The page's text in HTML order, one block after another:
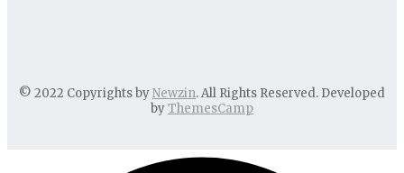
© 2022 Copyrights byNewzin. All Rights Reserved. Developed
byThemesCamp